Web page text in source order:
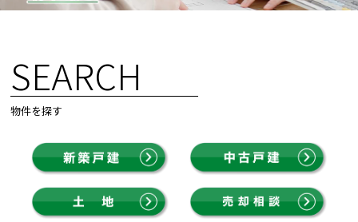
SEARCH
物件を探す